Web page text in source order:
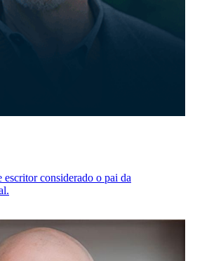
escritor considerado o pai da